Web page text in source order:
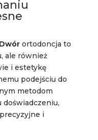
ortodoncja to
ale również
i estetykę
podejściu do
metodom
doświadczeniu,
i